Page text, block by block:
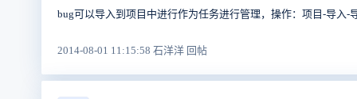
bug可以导入到项目中进行作为任务进行管理，操作：项目-导入-
2014-08-01 11:15:58 石洋洋 回帖